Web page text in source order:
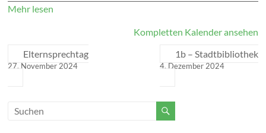
Projekt
Mehr lesen
Kompletten Kalender ansehen
Elternsprechtag
27. November 2024
1b – Stadtbibliothek
4. Dezember 2024